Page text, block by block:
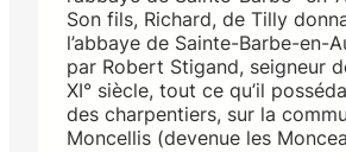
Son fils, Richard, de Tilly
l’abbaye de Sainte-Barbe-en-
par Robert Stigand, seigneur
XI° siècle, tout ce qu’il
des charpentiers, sur la
Moncellis (devenue les